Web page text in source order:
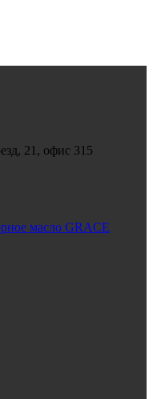
21, офис 315
масло GRACE